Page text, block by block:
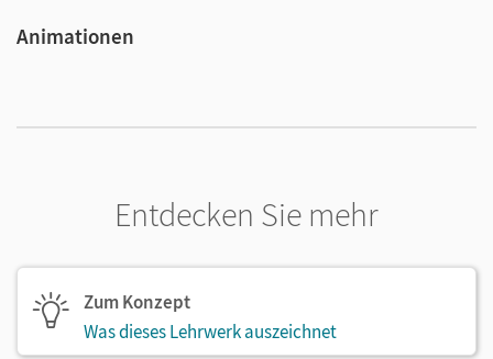
Animationen
Entdecken Sie mehr
Zum Konzept
Was dieses Lehrwerk auszeichnet